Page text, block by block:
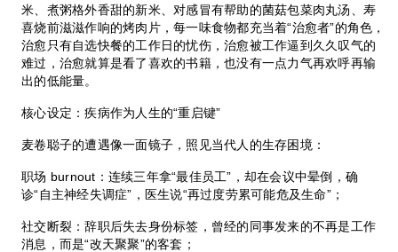
米、煮粥格外香甜的新米、对感冒有帮助的菌菇包菜肉丸汤、寿
喜烧前滋滋作响的烤肉片，每一味食物都充当着“治愈者”的角色，
治愈只有自选快餐的工作日的忧伤，治愈被工作逼到久久叹气的
难过，治愈就算是看了喜欢的书籍，也没有一点力气再欢呼再输
出的低能量。
核心设定：疾病作为人生的“重启键”
麦卷聪子的遭遇像一面镜子，照见当代人的生存困境：
职场 burnout：连续三年拿“最佳员工”，却在会议中晕倒，确
诊“自主神经失调症”，医生说“再过度劳累可能危及生命”；
社交断裂：辞职后失去身份标签，曾经的同事发来的不再是工作
消息，而是“改天聚聚”的客套；